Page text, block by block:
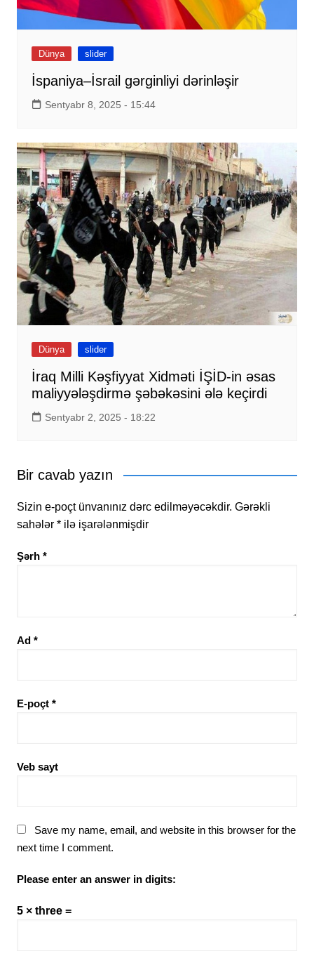
Dünya slider
İspaniya–İsrail gərginliyi dərinləşir
Sentyabr 8, 2025 - 15:44
Dünya slider
İraq Milli Kəşfiyyat Xidməti İŞİD-in əsas
maliyyələşdirmə şəbəkəsini ələ keçirdi
Sentyabr 2, 2025 - 18:22
Bir cavab yazın
Sizin e-poçt ünvanınız dərc edilməyəcəkdir. Gərəkli
sahələr *ilə işarələnmişdir
Şərh *
Ad *
E-poçt *
Veb sayt
Save my name, email, and website in this browser for the
next time I comment.
Please enter an answer in digits:
5 × three =